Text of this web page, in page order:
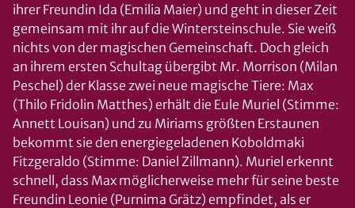
ihrer Freundin Ida (Emilia Maier) und geht in dieser Zeit
gemeinsam mit ihr auf die Wintersteinschule. Sie weiß
nichts von der magischen Gemeinschaft. Doch gleich
an ihrem ersten Schultag übergibt Mr. Morrison (Milan
Peschel) der Klasse zwei neue magische Tiere: Max
(Thilo Fridolin Matthes) erhält die Eule Muriel (Stimme:
Annett Louisan) und zu Miriams größten Erstaunen
bekommt sie den energiegeladenen Koboldmaki
Fitzgeraldo (Stimme: Daniel Zillmann). Muriel erkennt
schnell, dass Max möglicherweise mehr für seine beste
Freundin Leonie (Purnima Grätz) empfindet, als er